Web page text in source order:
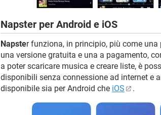
Napster per Android e iOS
Napster funziona, in principio, più come
una versione gratuita e una a pagamento,
a poter scaricare musica e creare liste, è
disponibili senza connessione ad internet e
disponibile sia per Android che iOS .